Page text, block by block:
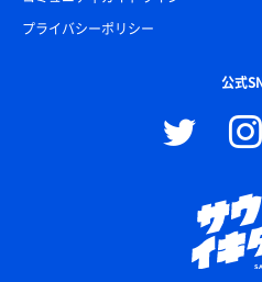
プライバシーポリシー
公式